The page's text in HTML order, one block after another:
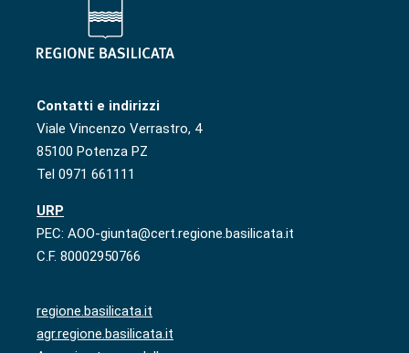
Contatti e indirizzi
Viale Vincenzo Verrastro, 4
85100 Potenza PZ
Tel 0971 661111
URP
PEC: AOO-giunta@cert.regione.basilicata.it
C.F. 80002950766
regione.basilicata.it
agr.regione.basilicata.it